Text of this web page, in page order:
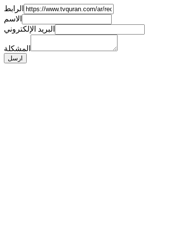
الرابط
الاسم
البريد الإلكتروني
المشكلة
ارسل